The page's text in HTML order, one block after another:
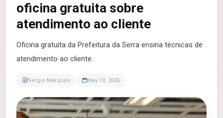
oficina gratuita sobre
atendimento ao cliente
Oficina gratuita da Prefeitura da Serra ensina técnicas de
atendimento ao cliente.
Sergio Marques May 10, 2026